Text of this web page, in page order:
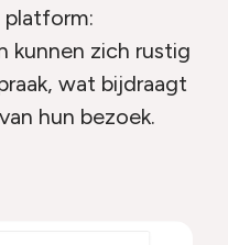
platform:
kunnen zich rustig
wat bijdraagt
hun bezoek.